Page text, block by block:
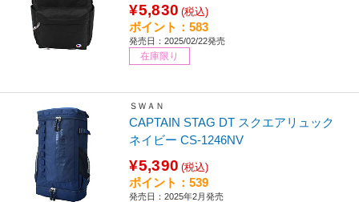
¥5,830 (税込)
ポイント：583
発売日：2025/02/22発売
在庫限り
ＳＷＡＮ
CAPTAIN STAG DT スクエアリュック
ネイビー CS-1246NV
¥5,390 (税込)
ポイント：539
発売日：2025年2月発売